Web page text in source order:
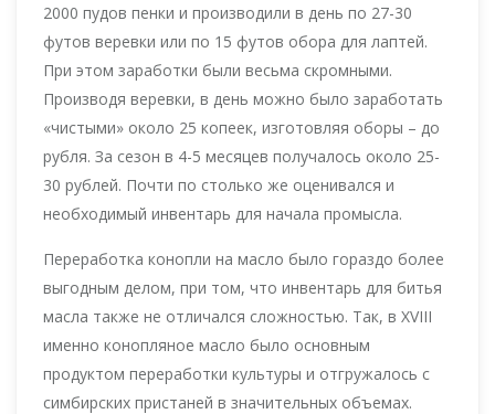
2000 пудов пенки и производили в день по 27-30
футов веревки или по 15 футов обора для лаптей.
При этом заработки были весьма скромными.
Производя веревки, в день можно было заработать
«чистыми» около 25 копеек, изготовляя оборы – до
рубля. За сезон в 4-5 месяцев получалось около 25-
30 рублей. Почти по столько же оценивался и
необходимый инвентарь для начала промысла.
Переработка конопли на масло было гораздо более
выгодным делом, при том, что инвентарь для битья
масла также не отличался сложностью. Так, в XVIII
именно конопляное масло было основным
продуктом переработки культуры и отгружалось с
симбирских пристаней в значительных объемах.